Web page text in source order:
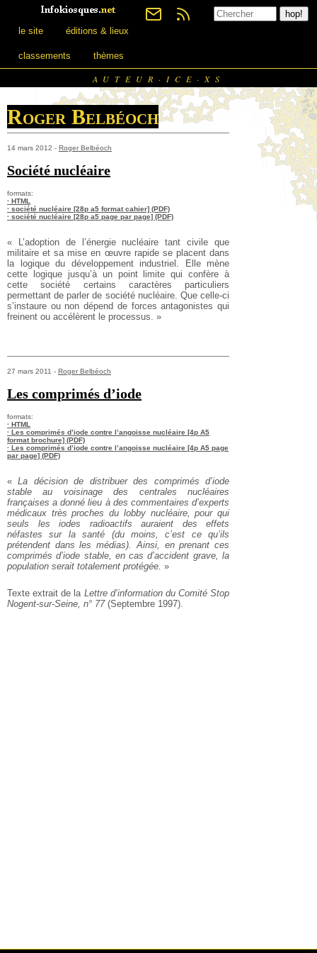
le site éditions & lieux
classements thèmes
AUTEUR·ICE·XS
Roger Belbéoch
14 mars 2012 - Roger Belbéoch
Société nucléaire
formats:
· HTML
· société nucléaire [28p a5 format cahier] (PDF)
· société nucléaire [28p a5 page par page] (PDF)
« L’adoption de l’énergie nucléaire tant civile que
militaire et sa mise en œuvre rapide se placent dans
la logique du développement industriel. Elle mène
cette logique jusqu’à un point limite qui confère à
cette société certains caractères particuliers
permettant de parler de société nucléaire. Que celle-ci
s’instaure ou non dépend de forces antagonistes qui
freinent ou accélèrent le processus. »
27 mars 2011 - Roger Belbéoch
Les comprimés d’iode
formats:
· HTML
· Les comprimés d’iode contre l’angoisse nucléaire [4p A5
format brochure] (PDF)
· Les comprimés d’iode contre l’angoisse nucléaire [4p A5 page
par page] (PDF)
«La décision de distribuer des comprimés d’iode
stable au voisinage des centrales nucléaires
françaises a donné lieu à des commentaires d’experts
médicaux très proches du lobby nucléaire, pour qui
seuls les iodes radioactifs auraient des effets
néfastes sur la santé (du moins, c’est ce qu’ils
prétendent dans les médias). Ainsi, en prenant ces
comprimés d’iode stable, en cas d’accident grave, la
population serait totalement protégée. »
Texte extrait de la Lettre d’information du Comité Stop
Nogent-sur-Seine, n° 77(Septembre 1997).